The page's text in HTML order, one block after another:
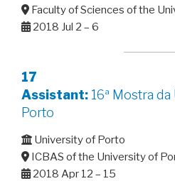
Faculty of Sciences of the
2018 Jul 2 – 6
17
Assistant: 16ª Mostra
Porto
University of Porto
ICBAS of the University of
2018 Apr 12 – 15